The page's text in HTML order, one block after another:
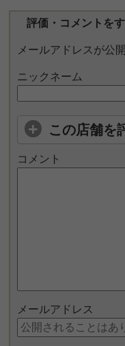
評価・コメントを
メールアドレスが公
ニックネーム
この店舗を
コメント
メールアドレス